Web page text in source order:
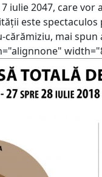
iulie 2047, care
este spectaculos
mai